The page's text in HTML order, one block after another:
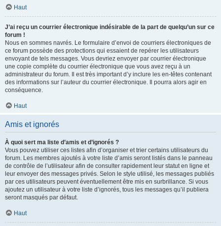
Haut
J’ai reçu un courrier électronique indésirable de la part de quelqu’un sur ce
forum !
Nous en sommes navrés. Le formulaire d’envoi de courriers électroniques de
ce forum possède des protections qui essaient de repérer les utilisateurs
envoyant de tels messages. Vous devriez envoyer par courrier électronique
une copie complète du courrier électronique que vous avez reçu à un
administrateur du forum. Il est très important d’y inclure les en-têtes contenant
des informations sur l’auteur du courrier électronique. Il pourra alors agir en
conséquence.
Haut
Amis et ignorés
À quoi sert ma liste d’amis et d’ignorés ?
Vous pouvez utiliser ces listes afin d’organiser et trier certains utilisateurs du
forum. Les membres ajoutés à votre liste d’amis seront listés dans le panneau
de contrôle de l’utilisateur afin de consulter rapidement leur statut en ligne et
leur envoyer des messages privés. Selon le style utilisé, les messages publiés
par ces utilisateurs peuvent éventuellement être mis en surbrillance. Si vous
ajoutez un utilisateur à votre liste d’ignorés, tous les messages qu’il publiera
seront masqués par défaut.
Haut